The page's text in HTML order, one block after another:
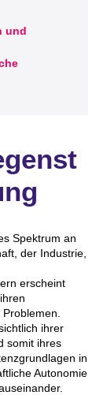
und
Spektrum an
der Industrie,
erscheint
ihrer
somit ihres
in
Autonomie